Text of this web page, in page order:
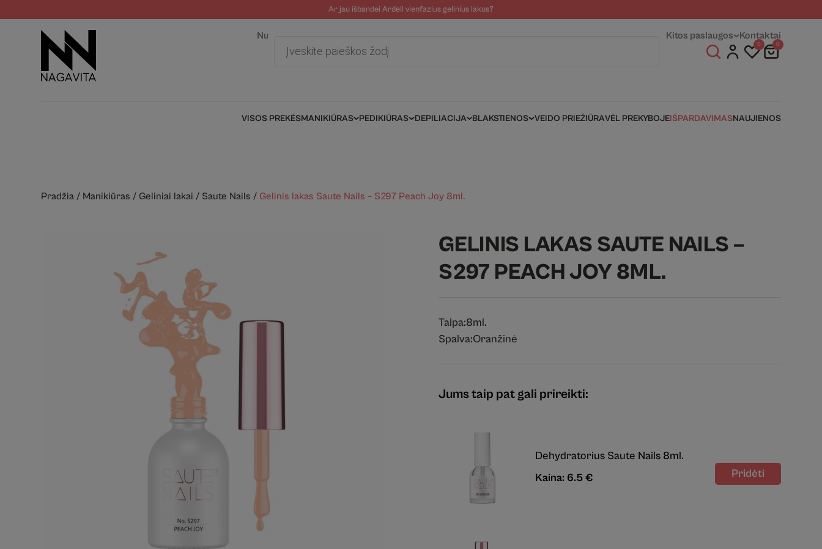
Ar jau išbandei Ardell vienfazius gelinius lakus?
Nuotolinė pagalba Fizinės parduotuvėsKitos paslaugos Kontaktai
search
0 0
VISOS PREKĖSMANIKIŪRAS PEDIKIŪRAS DEPILIACIJA BLAKSTIENOS VEIDO PRIEŽIŪRAVĖL PREKYBOJEIŠPARDAVIMASNAUJIENOS
Pradžia / Manikiūras / Geliniai lakai / Saute Nails / Gelinis lakas Saute Nails – S297 Peach Joy 8ml.
GELINIS LAKAS SAUTE NAILS –
S297 PEACH JOY 8ML.
Talpa:8ml.
Spalva:Oranžinė
Jums taip pat gali prireikti:
Dehydratorius Saute Nails 8ml.
Kaina: 6.5 €